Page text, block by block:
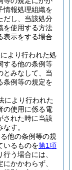
情報処理組織を
だし、当該処分
を使用する方法
表示をする場合
より行われた処
する他の条例等
とみなして、当
条例等の規定を
により行われた
の使用に係る電
された時に当該
す。
他の条例等の規
いるものを第1項
う場合には、
かかわらず、